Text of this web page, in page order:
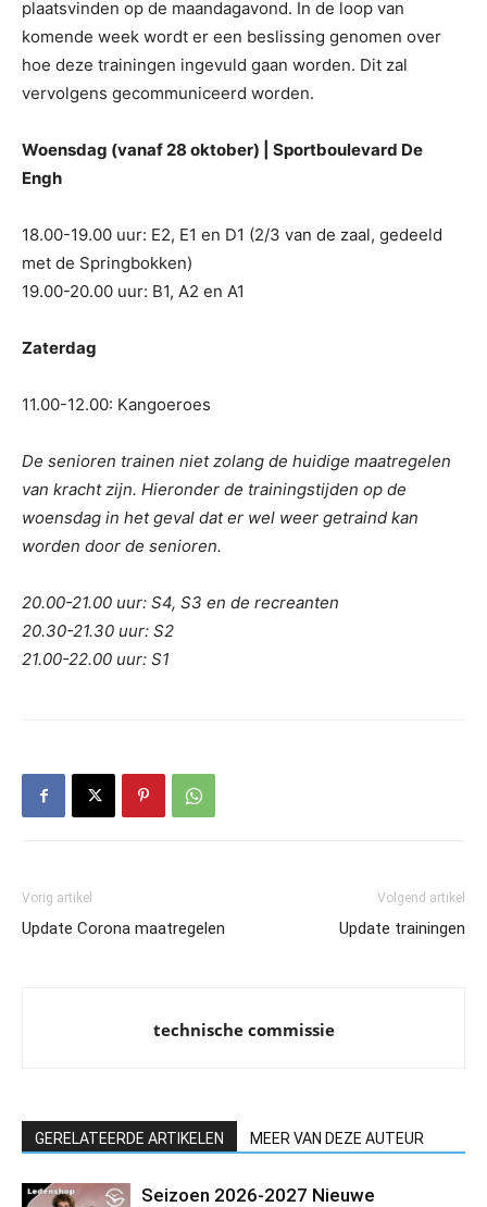
plaatsvinden op de maandagavond. In de loop van
komende week wordt er een beslissing genomen over
hoe deze trainingen ingevuld gaan worden. Dit zal
vervolgens gecommuniceerd worden.
Woensdag (vanaf 28 oktober) | Sportboulevard De
Engh
18.00-19.00 uur: E2, E1 en D1 (2/3 van de zaal, gedeeld
met de Springbokken)
19.00-20.00 uur: B1, A2 en A1
Zaterdag
11.00-12.00: Kangoeroes
De senioren trainen niet zolang de huidige maatregelen
van kracht zijn. Hieronder de trainingstijden op de
woensdag in het geval dat er wel weer getraind kan
worden door de senioren.
20.00-21.00 uur: S4, S3 en de recreanten
20.30-21.30 uur: S2
21.00-22.00 uur: S1
Vorig artikel
Update Corona maatregelen
Volgend artikel
Update trainingen
technische commissie
GERELATEERDE ARTIKELEN MEER VAN DEZE AUTEUR
Seizoen 2026-2027 Nieuwe